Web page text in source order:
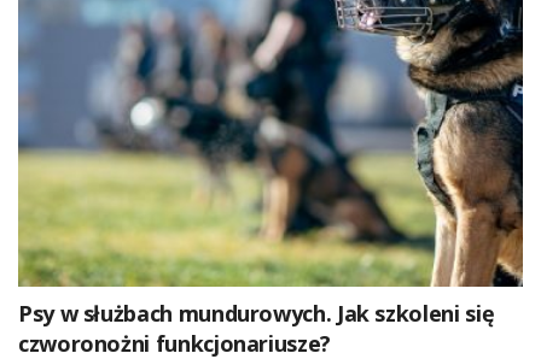
Psy w służbach mundurowych. Jak szkoleni się
czworonożni funkcjonariusze?